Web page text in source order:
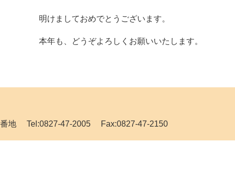
明けましておめでとうございます。
本年も、どうぞよろしくお願いいたします。
番地 Tel:0827-47-2005 Fax:0827-47-2150